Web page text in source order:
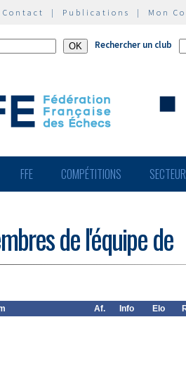
Contact | Publications | Mon
Rechercher un club
FFE COMPÉTITIONS
de l'équipe de
Af. Info Elo